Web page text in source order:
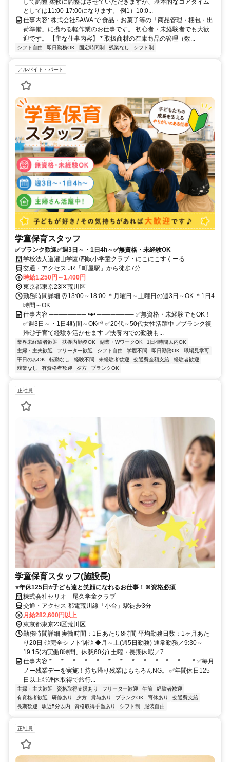
して調整 柔軟に調整はさせていただきますが、基本的なコアタイム
としては11:00-17:00になります。 例1）10:0...
仕事内容: 株式会社SAWA で 食品・お菓子等の「商品管理・梱包・出
荷準備」に携わる軽作業のお仕事です。 初心者・未経験者でも大歓
迎です。 【主な仕事内容】 * 取扱商材の在庫商品の管理（数...
シフト自由 即日勤務OK 固定時間制 残業なし シフト制
アルバイト・パート
学童保育スタッフ
✅ブランク歓迎✅週3日～・1日4h～✅無資格・未経験OK
学校法人道灌山学園/四峡小学童クラブ・にこにこすくーる
交通・アクセス JR「町屋駅」から徒歩7分
時給1,250円～1,400円
東京都東京23区荒川区
勤務時間詳細 ⏰13:00～18:00 ＊月曜日～土曜日の週3日～OK ＊1日4
時間～OK
仕事内容 ──────── •●• ──────── ✅無資格・未経験でもOK！
✅週3日～・1日4時間～OK⛅ ✅20代～50代女性活躍中 ✅ブランク復
帰◎子育て経験を活かせます ✅扶養内での勤務も...
業界未経験者歓迎 扶養内勤務OK 副業・WワークOK
1日4時間以内OK
主婦・主夫歓迎
フリーター歓迎 シフト自由 学歴不問 即日勤務OK
職場見学可
平日のみOK
転勤なし 経験不問 未経験者歓迎 交通費全額支給
経験者歓迎
残業なし
有資格者歓迎 夕方 ブランクOK
正社員
学童保育スタッフ(施設長)
⭐年休125日⭐子ども達と笑顔になれるお仕事！※資格必須
株式会社セリオ 尾久学童クラブ
交通・アクセス 都電荒川線「小台」駅徒歩3分
月給282,600円以上
東京都東京23区荒川区
勤務時間詳細 実働時間：1日あたり8時間 平均勤務日数：1ヶ月あた
り20日 ◎完全シフト制◎ ◆月～土(週5日勤務) 通常勤務／9:30～
19:15(内実働8時間、休憩60分) 土曜・長期休暇／7:...
仕事内容 *…..*…..*…..*…..*…..*…..*…..*…..*…..*….*…..*……* ✅毎月
ノー残業デーを実施！持ち帰り残業はもちろんNG。 ✅年間休日125
日以上◎連休取得で旅行...
主婦・主夫歓迎 資格取得支援あり フリーター歓迎 午前
経験者歓迎
有資格者歓迎
研修あり 夕方 賞与あり ブランクOK 育休あり
交通費支給
長期歓迎
駅近5分以内 資格取得手当あり シフト制 服装自由
正社員